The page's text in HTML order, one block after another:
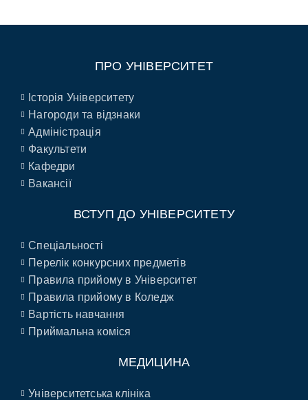
ПРО УНІВЕРСИТЕТ
Історія Університету
Нагороди та відзнаки
Адміністрація
Факультети
Кафедри
Вакансії
ВСТУП ДО УНІВЕРСИТЕТУ
Спеціальності
Перелік конкурсних предметів
Правила прийому в Університет
Правила прийому в Коледж
Вартість навчання
Приймальна коміся
МЕДИЦИНА
Університетська клініка